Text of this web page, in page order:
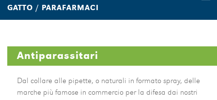
GATTO
RODITORI
SERVIZI
GATTO / PARAFARMACI
Antiparassitari
Dal collare alle pipette, o naturali in formato spray, delle
marche più famose in commercio per la difesa dai nostri